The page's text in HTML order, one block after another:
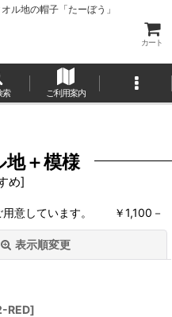
ル地の帽子「たーぼう」
カート
索 ご利用案内
＋模様
め]
用意しています。 ￥1,100－
表示順変更
RED]